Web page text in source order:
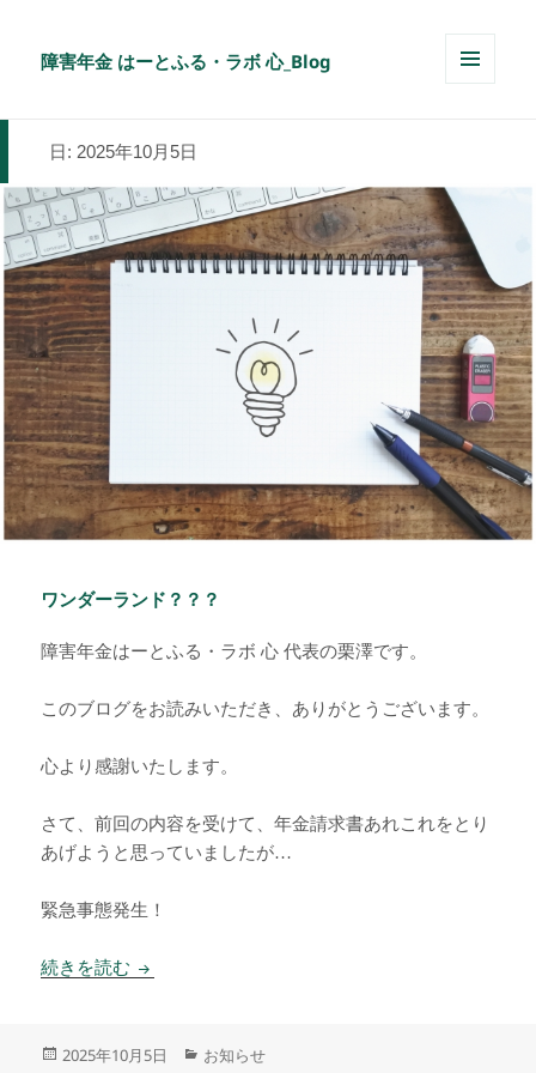
障害年金 はーとふる・ラボ 心_Blog
日: 2025年10月5日
ワンダーランド？？？
障害年金はーとふる・ラボ 心 代表の栗澤です。
このブログをお読みいただき、ありがとうございます。
心より感謝いたします。
さて、前回の内容を受けて、年金請求書あれこれをとり
あげようと思っていましたが…
緊急事態発生！
続きを読む ワンダーランド？？？
投
2025年10月5日
カ
お知らせ